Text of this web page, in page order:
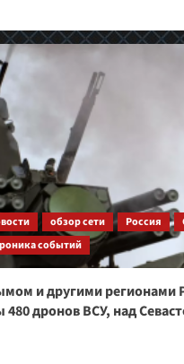
обзор сети Россия
событий
и другими регионами
480 дронов ВСУ, над